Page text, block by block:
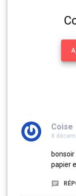
Coise
8
papier